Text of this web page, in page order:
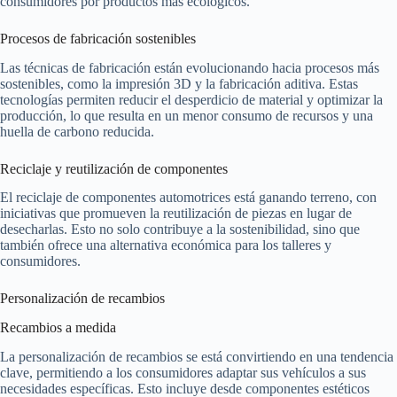
Procesos de fabricación sostenibles
Las técnicas de fabricación están evolucionando hacia procesos más
sostenibles, como la impresión 3D y la fabricación aditiva. Estas
tecnologías permiten reducir el desperdicio de material y optimizar la
producción, lo que resulta en un menor consumo de recursos y una
huella de carbono reducida.
Reciclaje y reutilización de componentes
El reciclaje de componentes automotrices está ganando terreno, con
iniciativas que promueven la reutilización de piezas en lugar de
desecharlas. Esto no solo contribuye a la sostenibilidad, sino que
también ofrece una alternativa económica para los talleres y
consumidores.
Personalización de recambios
Recambios a medida
La personalización de recambios se está convirtiendo en una tendencia
clave, permitiendo a los consumidores adaptar sus vehículos a sus
necesidades específicas. Esto incluye desde componentes estéticos